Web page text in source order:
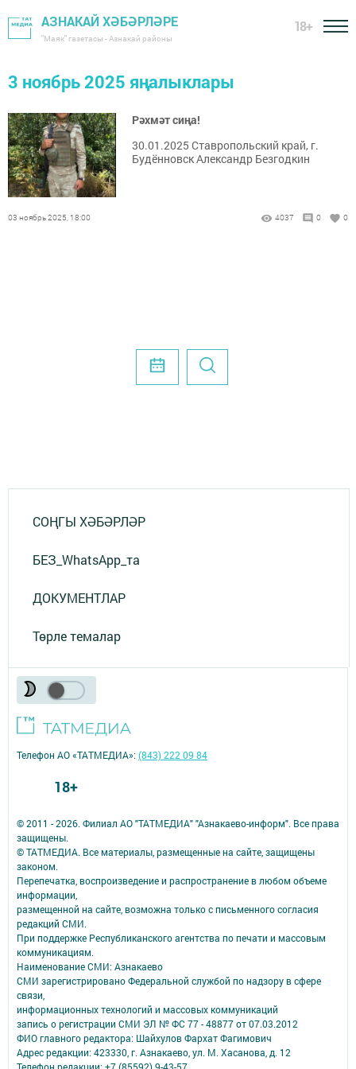
АЗНАКАЙ ХӘБӘРЛӘРЕ
"Маяк" газетасы - Азнакай районы
18+
3 ноябрь 2025 яңалыклары
Рәхмәт сиңа!
30.01.2025 Ставропольский край, г.
Будённовск Александр Безгодкин
03 ноябрь 2025, 18:00 4037 0 0
СОҢГЫ ХӘБӘРЛӘР
БЕЗ_WhatsApp_та
ДОКУМЕНТЛАР
Төрле темалар
© 2011 - 2026. Филиал АО "ТАТМЕДИА" "Азнакаево-информ". Все права
защищены.
© ТАТМЕДИА. Все материалы, размещенные на сайте, защищены
законом.
Перепечатка, воспроизведение и распространение в любом объеме
информации,
размещенной на сайте, возможна только с письменного согласия
редакций СМИ.
При поддержке Республиканского агентства по печати и массовым
коммуникациям.
Наименование СМИ: Азнакаево
СМИ зарегистрировано Федеральной службой по надзору в сфере
связи,
информационных технологий и массовых коммуникаций
запись о регистрации СМИ ЭЛ № ФС 77 - 48877 от 07.03.2012
ФИО главного редактора: Шайхулов Фархат Фагимович
Адрес редакции: 423330, г. Азнакаево, ул. М. Хасанова, д. 12
Телефон АО «ТАТМЕДИА»:(843) 222 09 84
18+